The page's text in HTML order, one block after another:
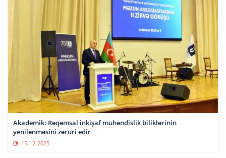
Akademik: Rəqəmsal inkişaf mühəndislik biliklərinin
yenilənməsini zəruri edir
15-12-2025